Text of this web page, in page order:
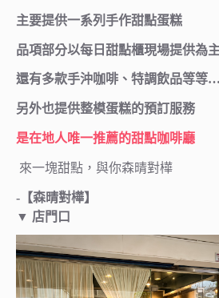
主要提供一系列手作甜點蛋糕
品項部分以每日甜點櫃現場提供為主
還有多款手沖咖啡、特調飲品等
另外也提供整模蛋糕的預訂服務
是在地人唯一推薦的甜點咖啡廳
來一塊甜點，與你森晴對樺
-【森晴對樺】
▼ 店門口